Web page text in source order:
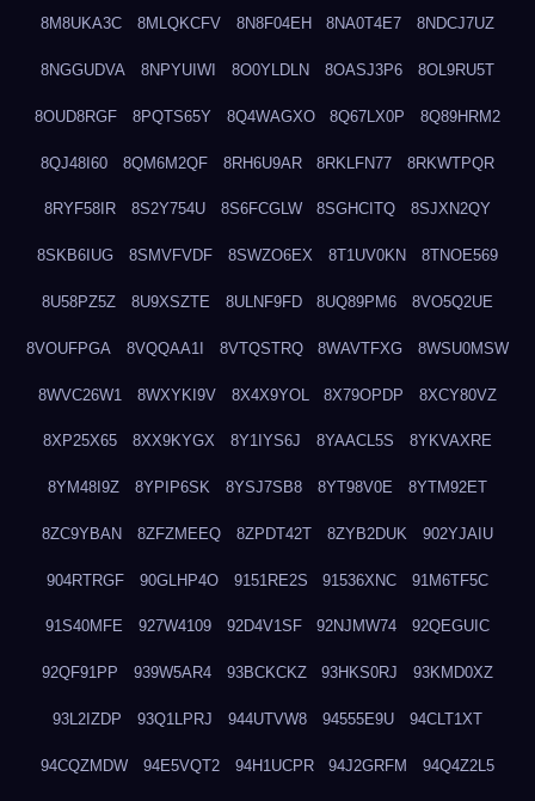
8M8UKA3C 8MLQKCFV 8N8F04EH 8NA0T4E7 8NDCJ7UZ
8NGGUDVA 8NPYUIWI 8O0YLDLN 8OASJ3P6 8OL9RU5T
8OUD8RGF 8PQTS65Y 8Q4WAGXO 8Q67LX0P 8Q89HRM2
8QJ48I60 8QM6M2QF 8RH6U9AR 8RKLFN77 8RKWTPQR
8RYF58IR 8S2Y754U 8S6FCGLW 8SGHCITQ 8SJXN2QY
8SKB6IUG 8SMVFVDF 8SWZO6EX 8T1UV0KN 8TNOE569
8U58PZ5Z 8U9XSZTE 8ULNF9FD 8UQ89PM6 8VO5Q2UE
8VOUFPGA 8VQQAA1I 8VTQSTRQ 8WAVTFXG 8WSU0MSW
8WVC26W1 8WXYKI9V 8X4X9YOL 8X79OPDP 8XCY80VZ
8XP25X65 8XX9KYGX 8Y1IYS6J 8YAACL5S 8YKVAXRE
8YM48I9Z 8YPIP6SK 8YSJ7SB8 8YT98V0E 8YTM92ET
8ZC9YBAN 8ZFZMEEQ 8ZPDT42T 8ZYB2DUK 902YJAIU
904RTRGF 90GLHP4O 9151RE2S 91536XNC 91M6TF5C
91S40MFE 927W4109 92D4V1SF 92NJMW74 92QEGUIC
92QF91PP 939W5AR4 93BCKCKZ 93HKS0RJ 93KMD0XZ
93L2IZDP 93Q1LPRJ 944UTVW8 94555E9U 94CLT1XT
94CQZMDW 94E5VQT2 94H1UCPR 94J2GRFM 94Q4Z2L5